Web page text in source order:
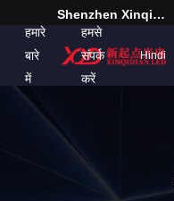
Shenzhen Xinqidian Photo-Electric Co.,Ltd.
हमारे
बारे
में
हमसे
संपर्क
करें
Hindi